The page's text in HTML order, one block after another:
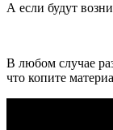
А если будут
В любом случае
что копите